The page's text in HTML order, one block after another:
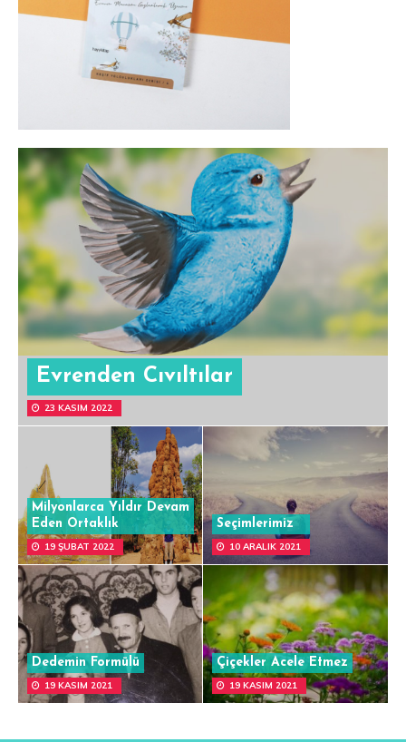
Evrenden Cıvıltılar
23 KASIM 2022
Milyonlarca Yıldır Devam
Eden Ortaklık
19 ŞUBAT 2022
Seçimlerimiz
10 ARALIK 2021
Dedemin Formülü
19 KASIM 2021
Çiçekler Acele Etmez
19 KASIM 2021